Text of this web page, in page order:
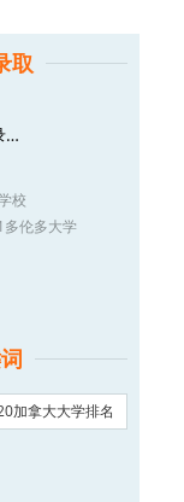
取
…
校
多伦多大学
加拿大大学排名